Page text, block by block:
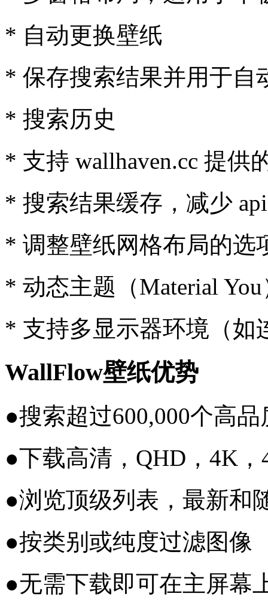
* 自动更换壁纸
* 保存搜索结果并用于自
* 搜索历史
* 支持 wallhaven.cc 提供
* 搜索结果缓存，减少
* 调整壁纸网格布局的选
* 动态主题（Material You
* 支持多显示器环境（如
WallFlow壁纸优势
●搜索超过600,000个高
●下载高清，QHD，4K
●浏览顶级列表，最新和
●按类别或纯度过滤图像
●无需下载即可在主屏幕